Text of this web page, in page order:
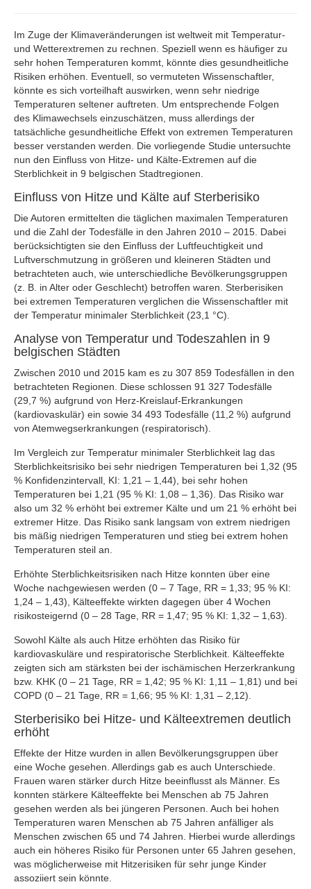
Im Zuge der Klimaveränderungen ist weltweit mit Temperatur-
und Wetterextremen zu rechnen. Speziell wenn es häufiger zu
sehr hohen Temperaturen kommt, könnte dies gesundheitliche
Risiken erhöhen. Eventuell, so vermuteten Wissenschaftler,
könnte es sich vorteilhaft auswirken, wenn sehr niedrige
Temperaturen seltener auftreten. Um entsprechende Folgen
des Klimawechsels einzuschätzen, muss allerdings der
tatsächliche gesundheitliche Effekt von extremen Temperaturen
besser verstanden werden. Die vorliegende Studie untersuchte
nun den Einfluss von Hitze- und Kälte-Extremen auf die
Sterblichkeit in 9 belgischen Stadtregionen.
Einfluss von Hitze und Kälte auf Sterberisiko
Die Autoren ermittelten die täglichen maximalen Temperaturen
und die Zahl der Todesfälle in den Jahren 2010 – 2015. Dabei
berücksichtigten sie den Einfluss der Luftfeuchtigkeit und
Luftverschmutzung in größeren und kleineren Städten und
betrachteten auch, wie unterschiedliche Bevölkerungsgruppen
(z. B. in Alter oder Geschlecht) betroffen waren. Sterberisiken
bei extremen Temperaturen verglichen die Wissenschaftler mit
der Temperatur minimaler Sterblichkeit (23,1 °C).
Analyse von Temperatur und Todeszahlen in 9
belgischen Städten
Zwischen 2010 und 2015 kam es zu 307 859 Todesfällen in den
betrachteten Regionen. Diese schlossen 91 327 Todesfälle
(29,7 %) aufgrund von Herz-Kreislauf-Erkrankungen
(kardiovaskulär) ein sowie 34 493 Todesfälle (11,2 %) aufgrund
von Atemwegserkrankungen (respiratorisch).
Im Vergleich zur Temperatur minimaler Sterblichkeit lag das
Sterblichkeitsrisiko bei sehr niedrigen Temperaturen bei 1,32 (95
% Konfidenzintervall, KI: 1,21 – 1,44), bei sehr hohen
Temperaturen bei 1,21 (95 % KI: 1,08 – 1,36). Das Risiko war
also um 32 % erhöht bei extremer Kälte und um 21 % erhöht bei
extremer Hitze. Das Risiko sank langsam von extrem niedrigen
bis mäßig niedrigen Temperaturen und stieg bei extrem hohen
Temperaturen steil an.
Erhöhte Sterblichkeitsrisiken nach Hitze konnten über eine
Woche nachgewiesen werden (0 – 7 Tage, RR = 1,33; 95 % KI:
1,24 – 1,43), Kälteeffekte wirkten dagegen über 4 Wochen
risikosteigernd (0 – 28 Tage, RR = 1,47; 95 % KI: 1,32 – 1,63).
Sowohl Kälte als auch Hitze erhöhten das Risiko für
kardiovaskuläre und respiratorische Sterblichkeit. Kälteeffekte
zeigten sich am stärksten bei der ischämischen Herzerkrankung
bzw. KHK (0 – 21 Tage, RR = 1,42; 95 % KI: 1,11 – 1,81) und bei
COPD (0 – 21 Tage, RR = 1,66; 95 % KI: 1,31 – 2,12).
Sterberisiko bei Hitze- und Kälteextremen deutlich
erhöht
Effekte der Hitze wurden in allen Bevölkerungsgruppen über
eine Woche gesehen. Allerdings gab es auch Unterschiede.
Frauen waren stärker durch Hitze beeinflusst als Männer. Es
konnten stärkere Kälteeffekte bei Menschen ab 75 Jahren
gesehen werden als bei jüngeren Personen. Auch bei hohen
Temperaturen waren Menschen ab 75 Jahren anfälliger als
Menschen zwischen 65 und 74 Jahren. Hierbei wurde allerdings
auch ein höheres Risiko für Personen unter 65 Jahren gesehen,
was möglicherweise mit Hitzerisiken für sehr junge Kinder
assoziiert sein könnte.